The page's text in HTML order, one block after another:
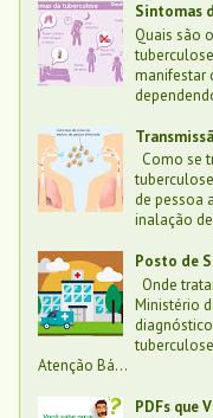
Sintomas
Quais são
manifestar
Como se
de pessoa
inalação
Posto de
Onde
Ministério
Atenção Bá...
PDFs que